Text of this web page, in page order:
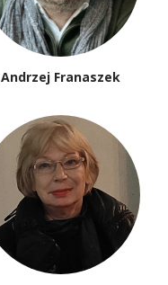
Andrzej Franaszek